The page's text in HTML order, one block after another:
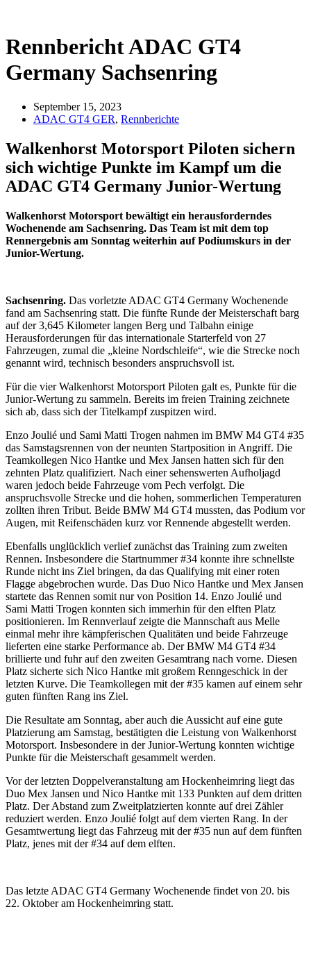
Rennbericht ADAC GT4
Germany Sachsenring
September 15, 2023
ADAC GT4 GER, Rennberichte
Walkenhorst Motorsport Piloten sichern
sich wichtige Punkte im Kampf um die
ADAC GT4 Germany Junior-Wertung
Walkenhorst Motorsport bewältigt ein herausforderndes
Wochenende am Sachsenring. Das Team ist mit dem top
Rennergebnis am Sonntag weiterhin auf Podiumskurs in der
Junior-Wertung.
Sachsenring. Das vorletzte ADAC GT4 Germany Wochenende
fand am Sachsenring statt. Die fünfte Runde der Meisterschaft barg
auf der 3,645 Kilometer langen Berg und Talbahn einige
Herausforderungen für das internationale Starterfeld von 27
Fahrzeugen, zumal die „kleine Nordschleife“, wie die Strecke noch
genannt wird, technisch besonders anspruchsvoll ist.
Für die vier Walkenhorst Motorsport Piloten galt es, Punkte für die
Junior-Wertung zu sammeln. Bereits im freien Training zeichnete
sich ab, dass sich der Titelkampf zuspitzen wird.
Enzo Joulié und Sami Matti Trogen nahmen im BMW M4 GT4 #35
das Samstagsrennen von der neunten Startposition in Angriff. Die
Teamkollegen Nico Hantke und Mex Jansen hatten sich für den
zehnten Platz qualifiziert. Nach einer sehenswerten Aufholjagd
waren jedoch beide Fahrzeuge vom Pech verfolgt. Die
anspruchsvolle Strecke und die hohen, sommerlichen Temperaturen
zollten ihren Tribut. Beide BMW M4 GT4 mussten, das Podium vor
Augen, mit Reifenschäden kurz vor Rennende abgestellt werden.
Ebenfalls unglücklich verlief zunächst das Training zum zweiten
Rennen. Insbesondere die Startnummer #34 konnte ihre schnellste
Runde nicht ins Ziel bringen, da das Qualifying mit einer roten
Flagge abgebrochen wurde. Das Duo Nico Hantke und Mex Jansen
startete das Rennen somit nur von Position 14. Enzo Joulié und
Sami Matti Trogen konnten sich immerhin für den elften Platz
positionieren. Im Rennverlauf zeigte die Mannschaft aus Melle
einmal mehr ihre kämpferischen Qualitäten und beide Fahrzeuge
lieferten eine starke Performance ab. Der BMW M4 GT4 #34
brillierte und fuhr auf den zweiten Gesamtrang nach vorne. Diesen
Platz sicherte sich Nico Hantke mit großem Renngeschick in der
letzten Kurve. Die Teamkollegen mit der #35 kamen auf einem sehr
guten fünften Rang ins Ziel.
Die Resultate am Sonntag, aber auch die Aussicht auf eine gute
Platzierung am Samstag, bestätigten die Leistung von Walkenhorst
Motorsport. Insbesondere in der Junior-Wertung konnten wichtige
Punkte für die Meisterschaft gesammelt werden.
Vor der letzten Doppelveranstaltung am Hockenheimring liegt das
Duo Mex Jansen und Nico Hantke mit 133 Punkten auf dem dritten
Platz. Der Abstand zum Zweitplatzierten konnte auf drei Zähler
reduziert werden. Enzo Joulié folgt auf dem vierten Rang. In der
Gesamtwertung liegt das Fahrzeug mit der #35 nun auf dem fünften
Platz, jenes mit der #34 auf dem elften.
Das letzte ADAC GT4 Germany Wochenende findet von 20. bis
22. Oktober am Hockenheimring statt.